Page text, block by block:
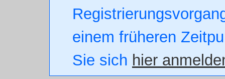
einem früheren
Sie sich hier